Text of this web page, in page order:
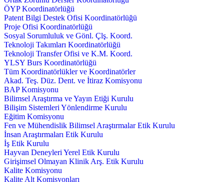
ÖYP Koordinatörlüğü
Patent Bilgi Destek Ofisi Koordinatörlüğü
Proje Ofisi Koordinatörlüğü
Sosyal Sorumluluk ve Gönl. Çlş. Koord.
Teknoloji Takımları Koordinatörlüğü
Teknoloji Transfer Ofisi ve K.M. Koord.
YLSY Burs Koordinatörlüğü
Tüm Koordinatörlükler ve Koordinatörler
Akad. Teş. Düz. Dent. ve İtiraz Komisyonu
BAP Komisyonu
Bilimsel Araştırma ve Yayın Etiği Kurulu
Bilişim Sistemleri Yönlendirme Kurulu
Eğitim Komisyonu
Fen ve Mühendislik Bilimsel Araştırmalar Etik Kurulu
İnsan Araştırmaları Etik Kurulu
İş Etik Kurulu
Hayvan Deneyleri Yerel Etik Kurulu
Girişimsel Olmayan Klinik Arş. Etik Kurulu
Kalite Komisyonu
Kalite Alt Komisyonları